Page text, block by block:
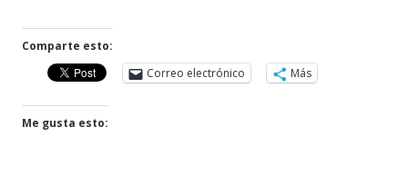
Comparte esto:
Correo electrónico
Más
Me gusta esto: